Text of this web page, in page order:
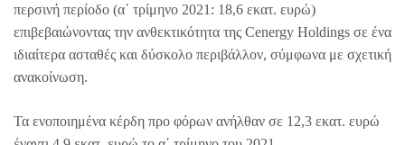
περσινή περίοδο (α΄ τρίμηνο 2021: 18,6 εκατ. ευρώ)
επιβεβαιώνοντας την ανθεκτικότητα της Cenergy Holdings σε ένα
ιδιαίτερα ασταθές και δύσκολο περιβάλλον, σύμφωνα με σχετική
ανακοίνωση.
Τα ενοποιημένα κέρδη προ φόρων ανήλθαν σε 12,3 εκατ. ευρώ